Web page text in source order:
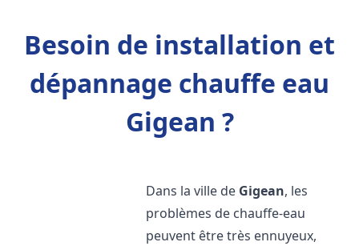
Besoin de installation et
dépannage chauffe eau
Gigean ?
Dans la ville de Gigean, les
problèmes de chauffe-eau
peuvent être très ennuyeux,